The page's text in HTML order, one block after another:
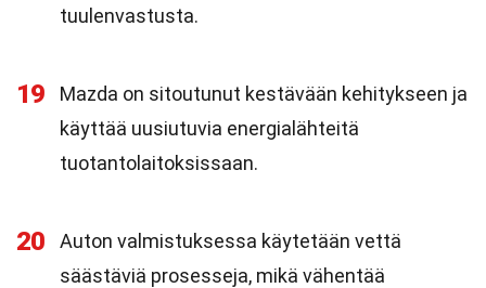
tuulenvastusta.
19
Mazda on sitoutunut kestävään kehitykseen ja
käyttää uusiutuvia energialähteitä
tuotantolaitoksissaan.
20
Auton valmistuksessa käytetään vettä
säästäviä prosesseja, mikä vähentää